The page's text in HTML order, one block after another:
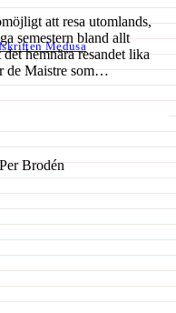
Medusa
att resa utomlands,
semestern bland allt
hemnära resandet lika
de Maistre som…
Brodén